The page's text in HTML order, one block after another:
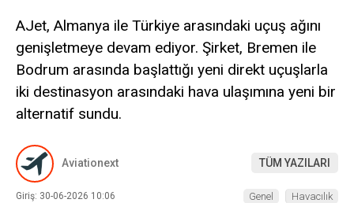
KADIN HAVACILAR
SÜRDÜRÜLEBILIRLIK
KÖŞE YAZILARI – COLUMNS
AJet, Almanya ile Türkiye arasındaki uçuş ağını
genişletmeye devam ediyor. Şirket, Bremen ile
Bodrum arasında başlattığı yeni direkt uçuşlarla
iki destinasyon arasındaki hava ulaşımına yeni bir
alternatif sundu.
Aviationext TÜM YAZILARI
Giriş: 30-06-2026 10:06
Genel Havacılık